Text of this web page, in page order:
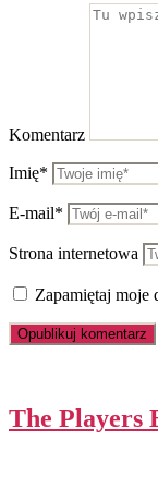
Komentarz
Imię*
E-mail*
Strona internetowa
Zapamiętaj moje
The Players